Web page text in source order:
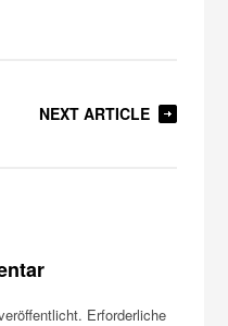
NEXT ARTICLE
Erforderliche